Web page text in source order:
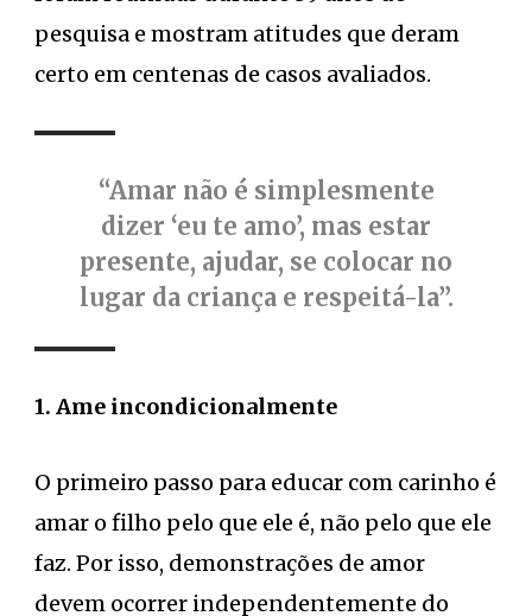
pesquisa e mostram atitudes que deram
certo em centenas de casos avaliados.
“Amar não é simplesmente
dizer ‘eu te amo’, mas estar
presente, ajudar, se colocar no
lugar da criança e respeitá-la”.
1. Ame incondicionalmente
O primeiro passo para educar com carinho é
amar o filho pelo que ele é, não pelo que ele
faz. Por isso, demonstrações de amor
devem ocorrer independentemente do